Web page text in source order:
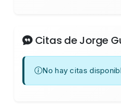
Citas de Jorge
No hay citas